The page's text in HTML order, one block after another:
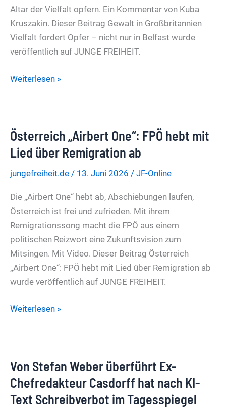
Altar der Vielfalt opfern. Ein Kommentar von Kuba
Kruszakin. Dieser Beitrag Gewalt in Großbritannien
Vielfalt fordert Opfer – nicht nur in Belfast wurde
veröffentlich auf JUNGE FREIHEIT.
Gewalt
fordert
Opfer
nicht
nur
in
Belfast
Weiterlesen »
Österreich „Airbert One“: FPÖ hebt mit
Lied über Remigration ab
jungefreiheit.de / 13. Juni 2026 / JF-Online
Die „Airbert One“ hebt ab, Abschiebungen laufen,
Österreich ist frei und zufrieden. Mit ihrem
Remigrationssong macht die FPÖ aus einem
politischen Reizwort eine Zukunftsvision zum
Mitsingen. Mit Video. Dieser Beitrag Österreich
„Airbert One“: FPÖ hebt mit Lied über Remigration ab
wurde veröffentlich auf JUNGE FREIHEIT.
Österreich
hebt
mit
Lied
Weiterlesen »
Von Stefan Weber überführt Ex-
Chefredakteur Casdorff hat nach KI-
Text Schreibverbot im Tagesspiegel